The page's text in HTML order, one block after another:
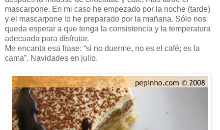
mascarpone. En mi caso he empezado por la noche (tarde)
y el mascarpone lo he preparado por la mañana. Sólo nos
queda esperar a que tenga la consistencia y la temperatura
adecuada para disfrutar.
Me encanta esa frase: “si no duerme, no es el café; es la
cama”. Navidades en julio.